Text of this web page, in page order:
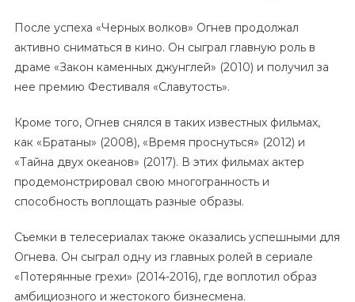
После успеха «Черных волков» Огнев продолжал
активно сниматься в кино. Он сыграл главную роль в
драме «Закон каменных джунглей» (2010) и получил за
нее премию Фестиваля «Славутость».
Кроме того, Огнев снялся в таких известных фильмах,
как «Братаны» (2008), «Время проснуться» (2012) и
«Тайна двух океанов» (2017). В этих фильмах актер
продемонстрировал свою многогранность и
способность воплощать разные образы.
Съемки в телесериалах также оказались успешными для
Огнева. Он сыграл одну из главных ролей в сериале
«Потерянные грехи» (2014-2016), где воплотил образ
амбициозного и жестокого бизнесмена.